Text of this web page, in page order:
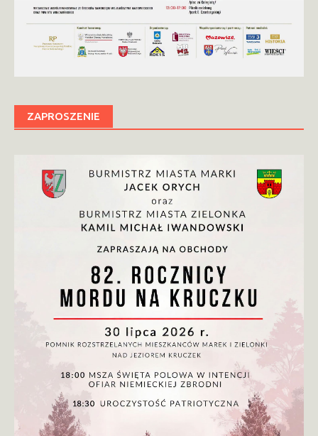
ZAPROSZENIE